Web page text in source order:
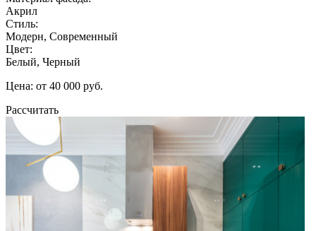
Акрил
Стиль:
Модерн, Современный
Цвет:
Белый, Черный
Цена: от 40 000 руб.
Рассчитать